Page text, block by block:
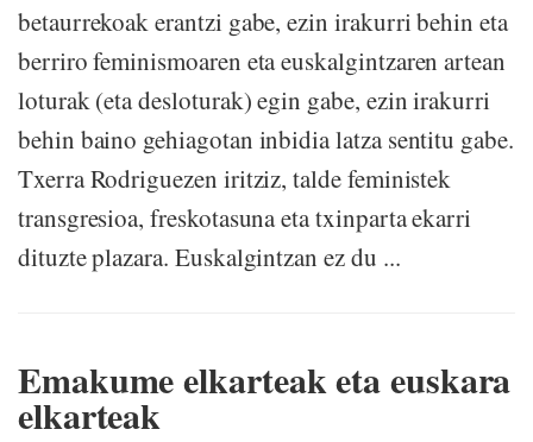
betaurrekoak erantzi gabe, ezin irakurri behin eta
berriro feminismoaren eta euskalgintzaren artean
loturak (eta desloturak) egin gabe, ezin irakurri
behin baino gehiagotan inbidia latza sentitu gabe.
Txerra Rodriguezen iritziz, talde feministek
transgresioa, freskotasuna eta txinparta ekarri
dituzte plazara. Euskalgintzan ez du ...
Emakume elkarteak eta euskara
elkarteak